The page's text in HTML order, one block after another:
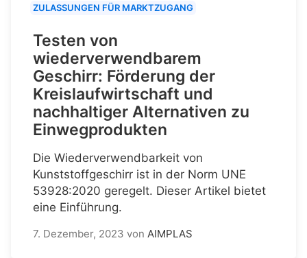
ZULASSUNGEN FÜR MARKTZUGANG
Testen von
wiederverwendbarem
Geschirr: Förderung der
Kreislaufwirtschaft und
nachhaltiger Alternativen zu
Einwegprodukten
Die Wiederverwendbarkeit von
Kunststoffgeschirr ist in der Norm UNE
53928:2020 geregelt. Dieser Artikel bietet
eine Einführung.
7. Dezember, 2023 von AIMPLAS